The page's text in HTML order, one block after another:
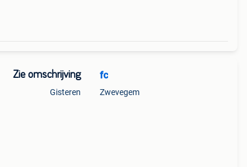
Zie omschrijving
Gisteren
fc
Zwevegem